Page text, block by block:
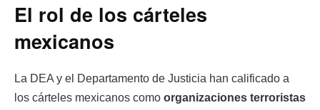
El rol de los cárteles
mexicanos
La DEA y el Departamento de Justicia han calificado a
los cárteles mexicanos como organizaciones terroristas